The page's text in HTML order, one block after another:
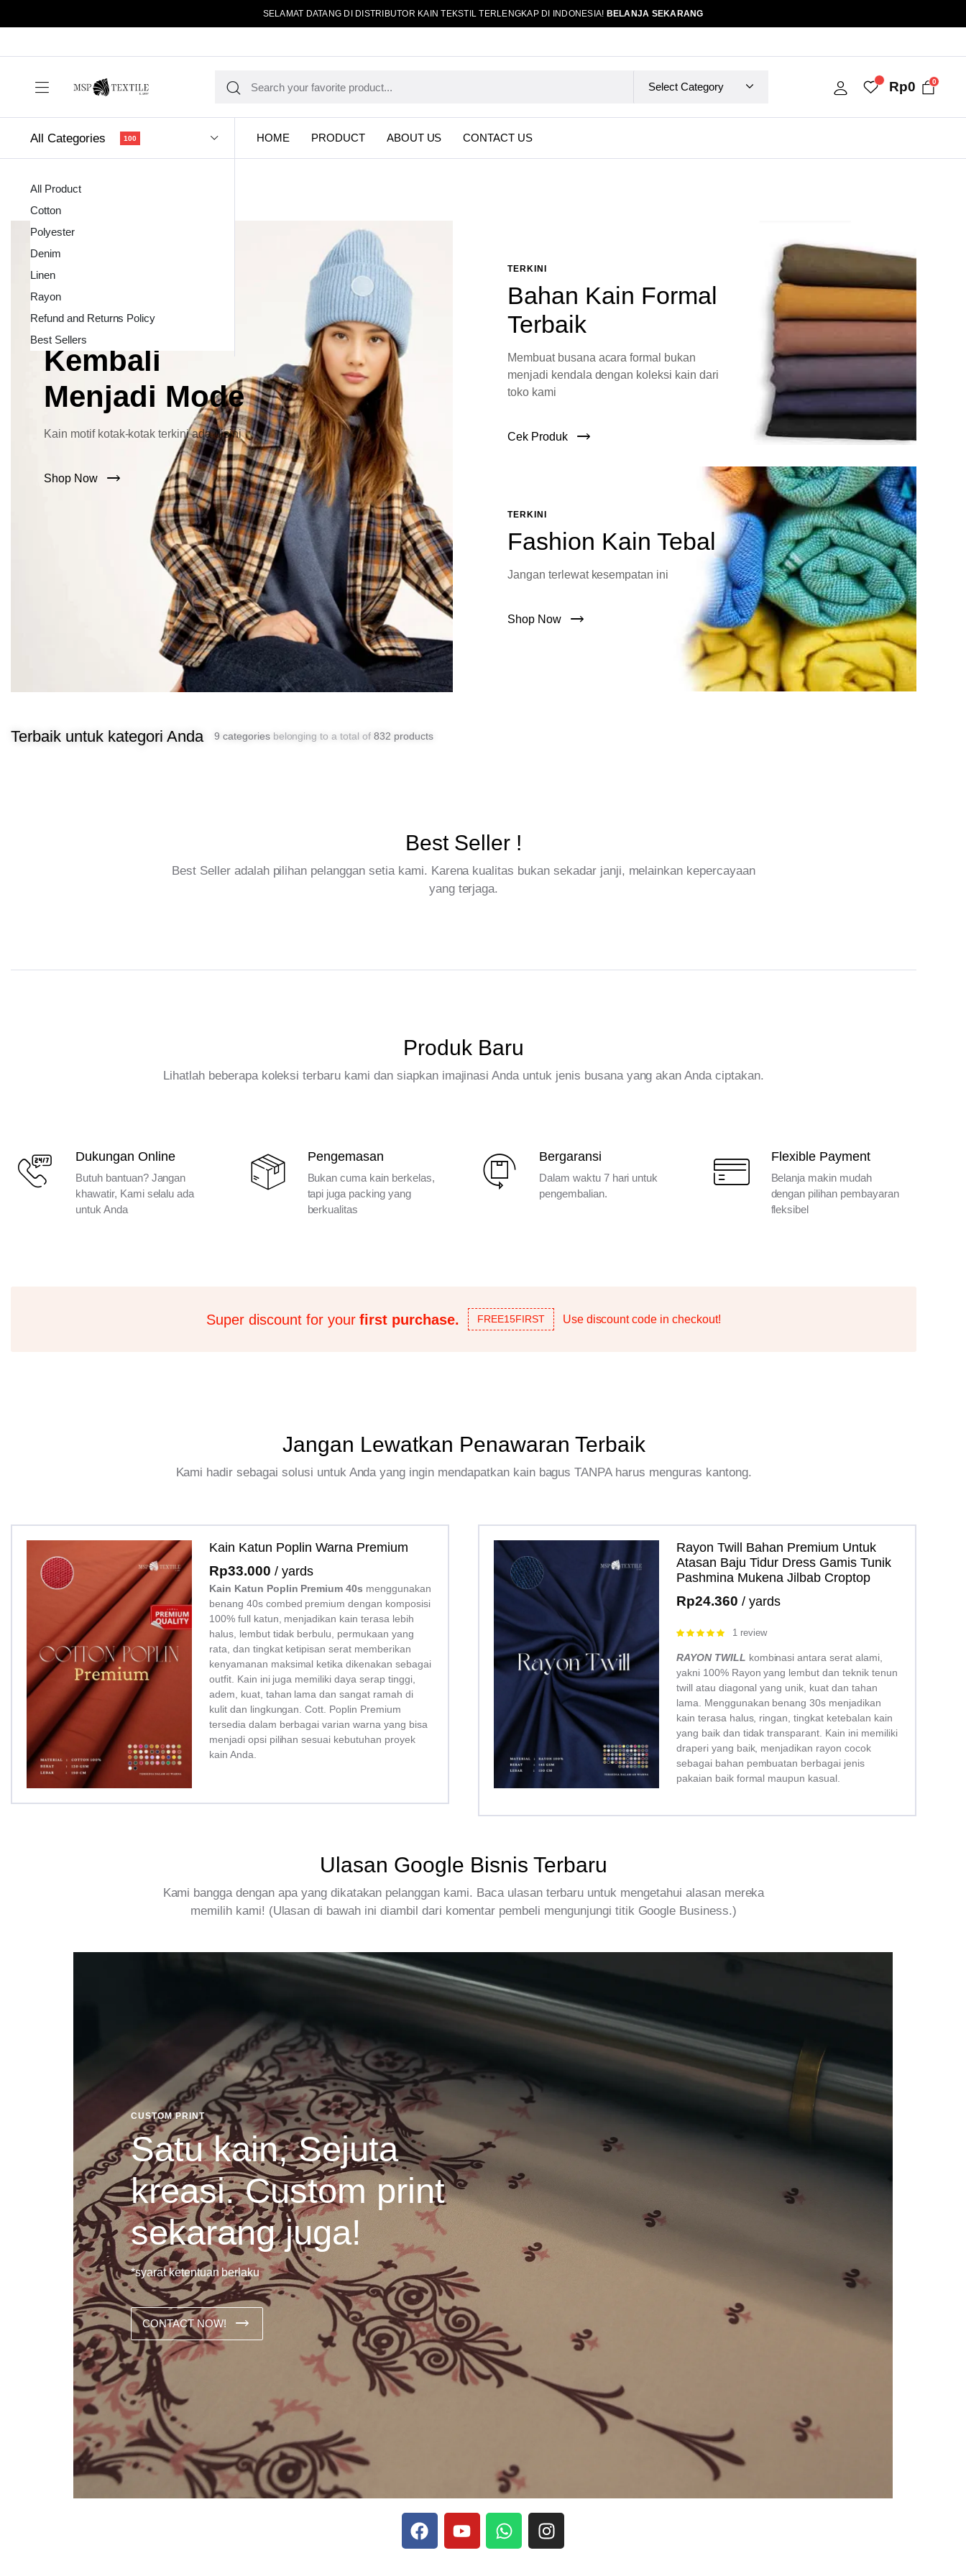
SELAMAT DATANG DI DISTRIBUTOR KAIN TEKSTIL TERLENGKAP DI INDONESIA! BELANJA SEKARANG
Rp0 0
All Categories 100
All Product
Cotton
Polyester
Denim
Linen
Rayon
Refund and Returns Policy
Best Sellers
HOME PRODUCT ABOUT US CONTACT US
Kain Pola
Lebar Kini
Kembali
Menjadi Mode
Kain motif kotak-kotak terkini ada disini
Shop Now
TERKINI
Bahan Kain Formal
Terbaik
Membuat busana acara formal bukan
menjadi kendala dengan koleksi kain dari
toko kami
Cek Produk
TERKINI
Fashion Kain Tebal
Jangan terlewat kesempatan ini
Shop Now
Terbaik untuk kategori Anda 9 categoriesbelonging to a total of 832 products
Best Seller !
Best Seller adalah pilihan pelanggan setia kami. Karena kualitas bukan sekadar janji, melainkan kepercayaan
yang terjaga.
Produk Baru
Lihatlah beberapa koleksi terbaru kami dan siapkan imajinasi Anda untuk jenis busana yang akan Anda ciptakan.
Dukungan Online
Butuh bantuan? Jangan
khawatir, Kami selalu ada
untuk Anda
Pengemasan
Bukan cuma kain berkelas,
tapi juga packing yang
berkualitas
Bergaransi
Dalam waktu 7 hari untuk
pengembalian.
Flexible Payment
Belanja makin mudah
dengan pilihan pembayaran
fleksibel
Super discount for yourfirst purchase. FREE15FIRST Use discount code in checkout!
Jangan Lewatkan Penawaran Terbaik
Kami hadir sebagai solusi untuk Anda yang ingin mendapatkan kain bagus TANPA harus menguras kantong.
Kain Katun Poplin Warna Premium
Rp33.000 / yards
Kain Katun Poplin Premium 40s menggunakan
benang 40s combed premium dengan komposisi
100% full katun, menjadikan kain terasa lebih
halus, lembut tidak berbulu, permukaan yang
rata, dan tingkat ketipisan serat memberikan
kenyamanan maksimal ketika dikenakan sebagai
outfit. Kain ini juga memiliki daya serap tinggi,
adem, kuat, tahan lama dan sangat ramah di
kulit dan lingkungan. Cott. Poplin Premium
tersedia dalam berbagai varian warna yang bisa
menjadi opsi pilihan sesuai kebutuhan proyek
kain Anda.
Rayon Twill Bahan Premium Untuk
Atasan Baju Tidur Dress Gamis Tunik
Pashmina Mukena Jilbab Croptop
Rp24.360 / yards
Rated
1 review
RAYON TWILL kombinasi antara serat alami,
yakni 100% Rayon yang lembut dan teknik tenun
twill atau diagonal yang unik, kuat dan tahan
lama. Menggunakan benang 30s menjadikan
kain terasa halus, ringan, tingkat ketebalan kain
yang baik dan tidak transparant. Kain ini memiliki
draperi yang baik, menjadikan rayon cocok
sebagai bahan pembuatan berbagai jenis
pakaian baik formal maupun kasual.
Ulasan Google Bisnis Terbaru
Kami bangga dengan apa yang dikatakan pelanggan kami. Baca ulasan terbaru untuk mengetahui alasan mereka
memilih kami! (Ulasan di bawah ini diambil dari komentar pembeli mengunjungi titik Google Business.)
CUSTOM PRINT
Satu kain, Sejuta
kreasi. Custom print
sekarang juga!
*syarat ketentuan berlaku
CONTACT NOW!